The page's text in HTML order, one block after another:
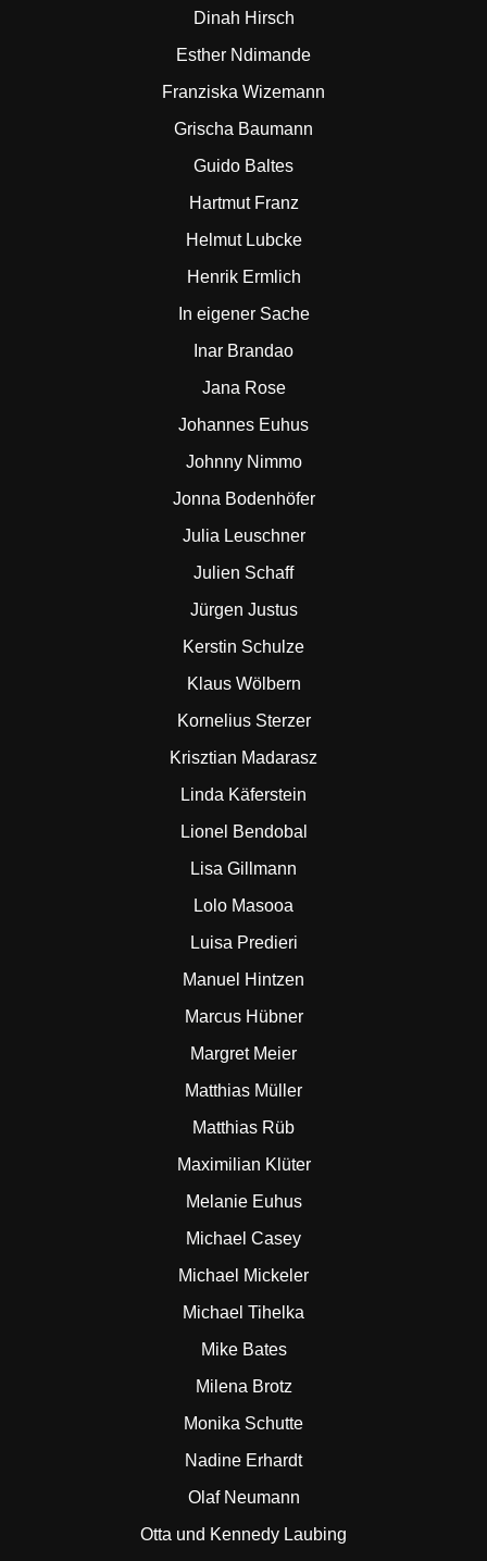
Dinah Hirsch
Esther Ndimande
Franziska Wizemann
Grischa Baumann
Guido Baltes
Hartmut Franz
Helmut Lubcke
Henrik Ermlich
In eigener Sache
Inar Brandao
Jana Rose
Johannes Euhus
Johnny Nimmo
Jonna Bodenhöfer
Julia Leuschner
Julien Schaff
Jürgen Justus
Kerstin Schulze
Klaus Wölbern
Kornelius Sterzer
Krisztian Madarasz
Linda Käferstein
Lionel Bendobal
Lisa Gillmann
Lolo Masooa
Luisa Predieri
Manuel Hintzen
Marcus Hübner
Margret Meier
Matthias Müller
Matthias Rüb
Maximilian Klüter
Melanie Euhus
Michael Casey
Michael Mickeler
Michael Tihelka
Mike Bates
Milena Brotz
Monika Schutte
Nadine Erhardt
Olaf Neumann
Otta und Kennedy Laubing